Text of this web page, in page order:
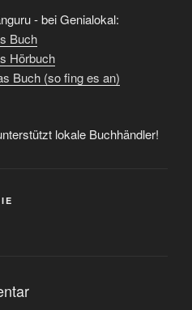
- bei Genialokal:
Buch
Hörbuch
Buch (so fing es an)
lokale Buchhändler!